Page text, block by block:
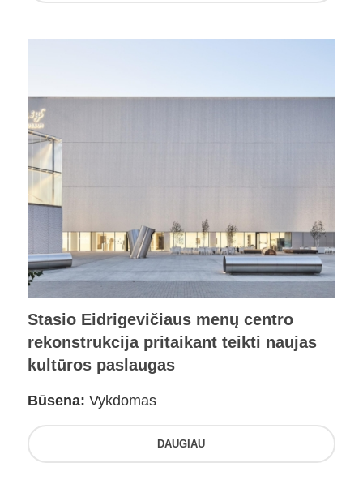
Stasio Eidrigevičiaus menų centro
rekonstrukcija pritaikant teikti naujas
kultūros paslaugas
Būsena: Vykdomas
DAUGIAU